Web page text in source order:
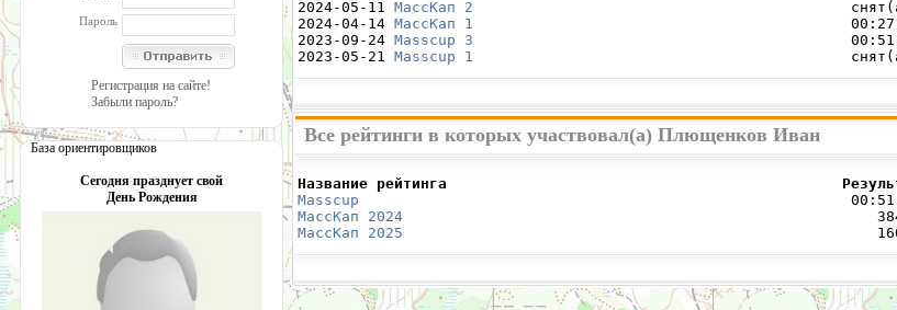
Пароль
Регистрация на сайте!
Забыли пароль?
База ориентировщиков
Сегодня празднует свой
День Рождения
2024-05-11 МассКап 2
2024-04-14 МассКап 1
2023-09-24 Masscup 3
2023-05-21 Masscup 1
Все рейтинги в которых участвовал(а) Плющенков Иван
Название рейтинга                                             Результат
Masscup
МассКап 2024
МассКап 2025